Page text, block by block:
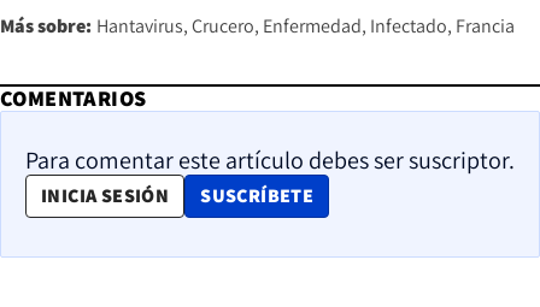
Más sobre: Hantavirus Crucero Enfermedad Infectado Francia
COMENTARIOS
Para comentar este artículo debes ser suscriptor.
INICIA SESIÓN SUSCRÍBETE
OPENS IN NEW WINDOW